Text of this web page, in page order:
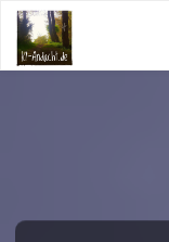
Zum
Inhalt
springen